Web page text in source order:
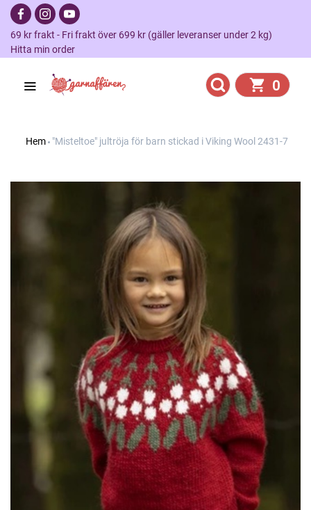
69 kr frakt - Fri frakt över 699 kr (gäller leveranser under 2 kg)
Hitta min order
0
Hem "Misteltoe" jultröja för barn stickad i Viking Wool 2431-7